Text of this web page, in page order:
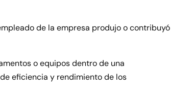
de la empresa produjo o contribuyó
o equipos dentro de una
eficiencia y rendimiento de los